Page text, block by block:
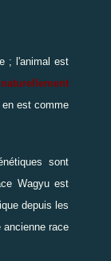
; l'animal est
est comme
sont
Wagyu est
depuis les
race